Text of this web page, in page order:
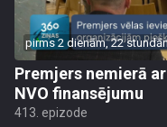
pirms 2 dienām, 22
Premjers nemierā
NVO finansējumu
413. epizode